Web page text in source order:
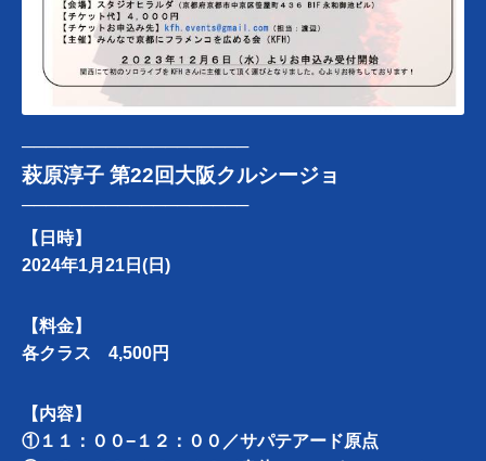
───────────────────
萩原淳子 第22回大阪クルシージョ
───────────────────
【日時】
2024年1月21日(日)
【料金】
各クラス 4,500円
【内容】
①１１：００−１２：００／サパテアード原点